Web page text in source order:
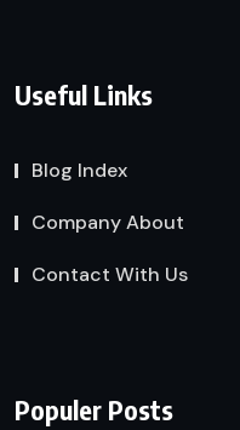
Useful Links
Blog Index
Company About
Contact With Us
Populer Posts